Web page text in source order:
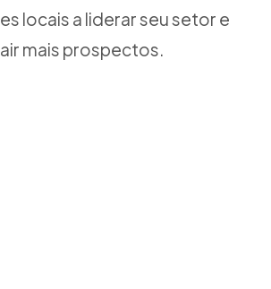
locais a liderar seu setor e
mais prospectos.